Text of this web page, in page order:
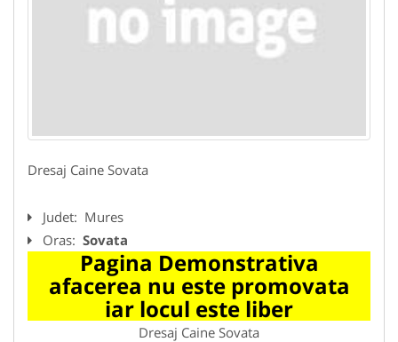
Dresaj Caine Sovata
Judet: Mures
Oras: Sovata
Pagina Demonstrativa
afacerea nu este promovata
iar locul este liber
Dresaj Caine Sovata